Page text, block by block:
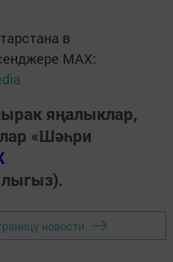
в
MАХ:
яңалыклар,
«Шәһри
новости